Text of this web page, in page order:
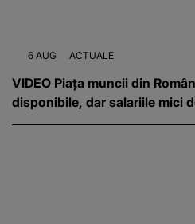
6 AUG ACTUALE
VIDEO Piața muncii din
disponibile, dar salariile mici